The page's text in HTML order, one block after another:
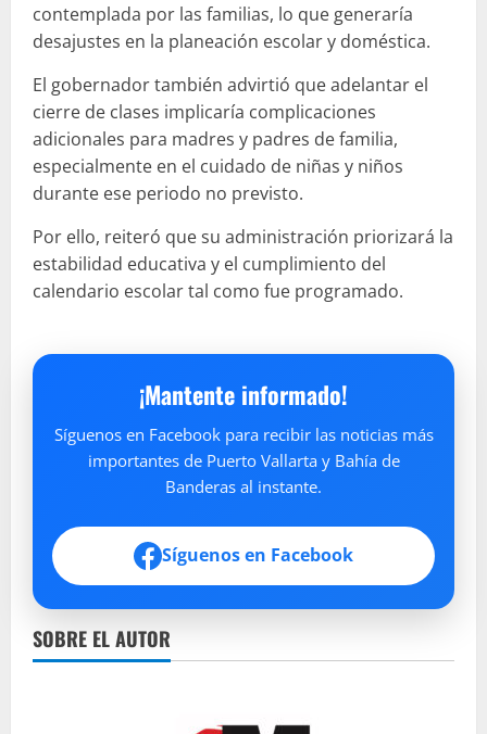
contemplada por las familias, lo que generaría
desajustes en la planeación escolar y doméstica.
El gobernador también advirtió que adelantar el
cierre de clases implicaría complicaciones
adicionales para madres y padres de familia,
especialmente en el cuidado de niñas y niños
durante ese periodo no previsto.
Por ello, reiteró que su administración priorizará la
estabilidad educativa y el cumplimiento del
calendario escolar tal como fue programado.
¡Mantente informado!
Síguenos en Facebook para recibir las noticias más
importantes de Puerto Vallarta y Bahía de
Banderas al instante.
Síguenos en Facebook
SOBRE EL AUTOR